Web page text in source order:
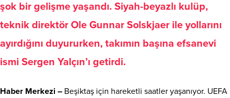
şok bir gelişme yaşandı. Siyah-beyazlı kulüp,
teknik direktör Ole Gunnar Solskjaer ile yollarını
ayırdığını duyururken, takımın başına efsanevi
ismi Sergen Yalçın’ı getirdi.
Haber Merkezi – Beşiktaş için hareketli saatler yaşanıyor. UEFA